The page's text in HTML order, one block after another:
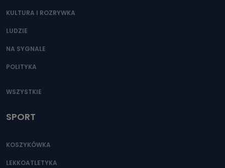
KULTURA I ROZRYWKA
LUDZIE
NA SYGNALE
POLITYKA
WSZYSTKIE
SPORT
KOSZYKÓWKA
LEKKOATLETYKA